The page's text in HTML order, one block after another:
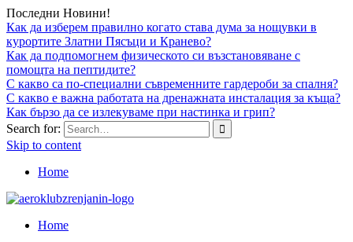
Последни Новини!
Как да изберем правилно когато става дума за нощувки в
курортите Златни Пясъци и Кранево?
Как да подпомогнем физическото си възстановяване с
помощта на пептидите?
С какво са по-специални съвременните гардероби за спалня?
С какво е важна работата на дренажната инсталация за къща?
Как бързо да се излекуваме при настинка и грип?
Search for:
Skip to content
Home
Home